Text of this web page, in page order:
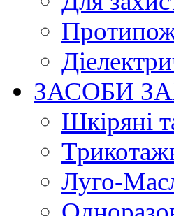
ЗАСОБИ
Шкіряні
Луго-